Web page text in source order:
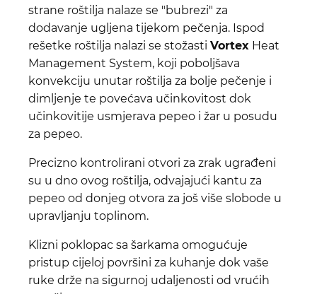
strane roštilja nalaze se "bubrezi" za
dodavanje ugljena tijekom pečenja. Ispod
rešetke roštilja nalazi se stožasti Vortex Heat
Management System, koji poboljšava
konvekciju unutar roštilja za bolje pečenje i
dimljenje te povećava učinkovitost dok
učinkovitije usmjerava pepeo i žar u posudu
za pepeo.
Precizno kontrolirani otvori za zrak ugrađeni
su u dno ovog roštilja, odvajajući kantu za
pepeo od donjeg otvora za još više slobode u
upravljanju toplinom.
Klizni poklopac sa šarkama omogućuje
pristup cijeloj površini za kuhanje dok vaše
ruke drže na sigurnoj udaljenosti od vrućih